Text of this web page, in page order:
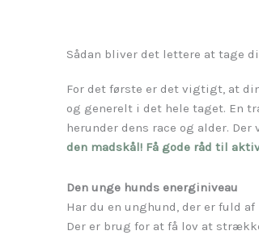
Sådan bliver det lettere at tage
For det første er det vigtigt, at
og generelt i det hele taget. En
herunder dens race og alder.
den madskål! Få gode råd til
Den unge hunds energiniveau
Har du en unghund, der er fuld
Der er brug for at få lov at